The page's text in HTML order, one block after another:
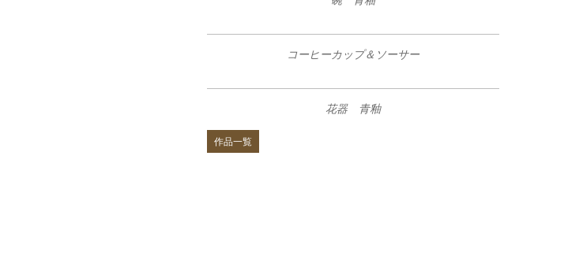
コーヒーカップ＆ソーサー
花器 青釉
作品一覧